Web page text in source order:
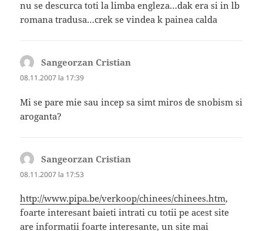
nu se descurca toti la limba engleza…dak era si in lb
romana tradusa…crek se vindea k painea calda
Sangeorzan Cristian
08.11.2007 la 17:39
Mi se pare mie sau incep sa simt miros de snobism si
aroganta?
Sangeorzan Cristian
08.11.2007 la 17:53
http://www.pipa.be/verkoop/chinees/chinees.htm,
foarte interesant baieti intrati cu totii pe acest site
are informatii foarte interesante, un site mai